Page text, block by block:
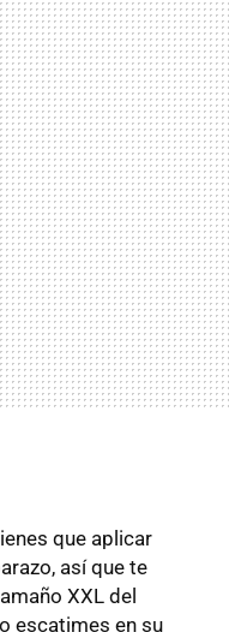
que aplicar
así que te
XXL del
escatimes en su